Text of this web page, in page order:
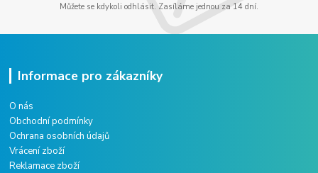
Můžete se kdykoli odhlásit. Zasíláme jednou za 14 dní.
Informace pro zákazníky
O nás
Obchodní podmínky
Ochrana osobních údajů
Vrácení zboží
Reklamace zboží